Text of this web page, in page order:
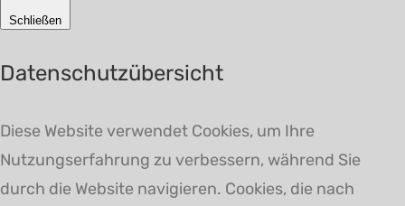
Schließen
Datenschutzübersicht
Diese Website verwendet Cookies, um Ihre
Nutzungserfahrung zu verbessern, während Sie
durch die Website navigieren. Cookies, die nach